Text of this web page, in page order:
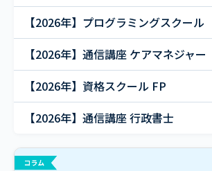
【2026年】プログラミングスクール
【2026年】通信講座 ケアマネジャー
【2026年】資格スクール FP
【2026年】通信講座 行政書士